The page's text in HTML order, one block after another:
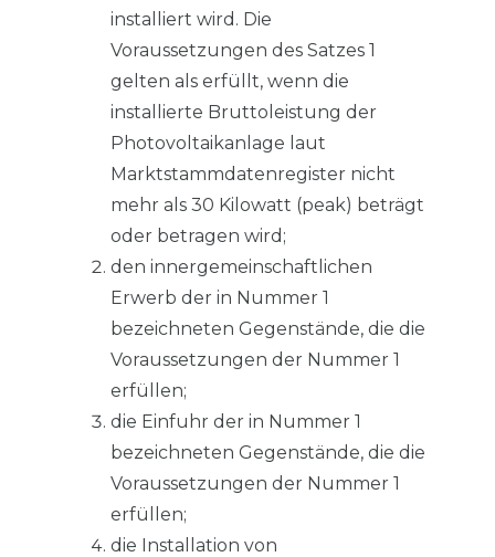
installiert wird. Die
Voraussetzungen des Satzes 1
gelten als erfüllt, wenn die
installierte Bruttoleistung der
Photovoltaikanlage laut
Marktstammdatenregister nicht
mehr als 30 Kilowatt (peak) beträgt
oder betragen wird;
den innergemeinschaftlichen
Erwerb der in Nummer 1
bezeichneten Gegenstände, die die
Voraussetzungen der Nummer 1
erfüllen;
die Einfuhr der in Nummer 1
bezeichneten Gegenstände, die die
Voraussetzungen der Nummer 1
erfüllen;
die Installation von